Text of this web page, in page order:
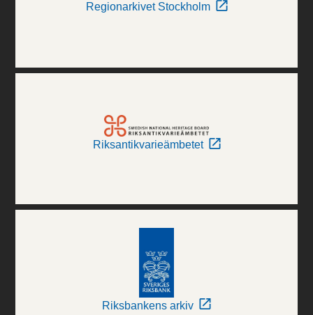
Regionarkivet Stockholm
Riksantikvarieämbetet
Riksbankens arkiv